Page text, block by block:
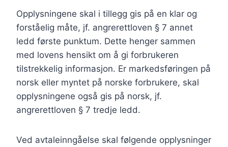
Opplysningene skal i tillegg gis på en klar og
forståelig måte, jf. angrerettloven § 7 annet
ledd første punktum. Dette henger sammen
med lovens hensikt om å gi forbrukeren
tilstrekkelig informasjon. Er markedsføringen på
norsk eller myntet på norske forbrukere, skal
opplysningene også gis på norsk, jf.
angrerettloven § 7 tredje ledd.
Ved avtaleinngåelse skal følgende opplysninger